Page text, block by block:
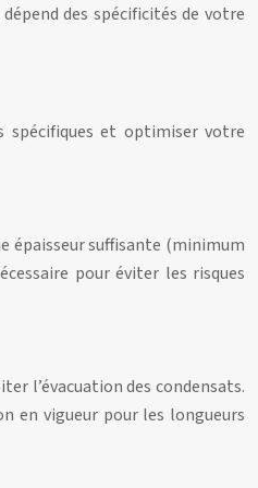
des spécificités de votre
spécifiques et optimiser votre
épaisseur suffisante (minimum
pour éviter les risques
l’évacuation des condensats.
en vigueur pour les longueurs